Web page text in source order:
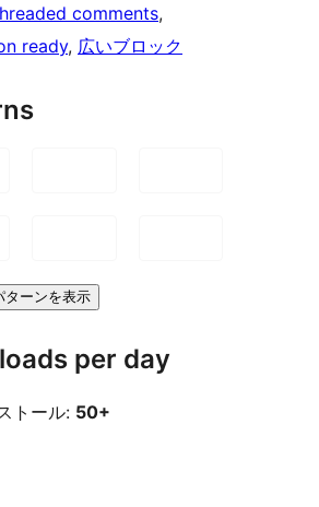
comments
ready, 広いブロック
ターンを表示
per day
トール: 50+